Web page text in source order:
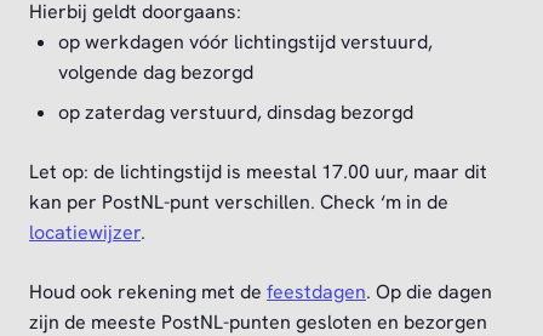
Hierbij geldt doorgaans:
op werkdagen vóór lichtingstijd verstuurd,
volgende dag bezorgd
op zaterdag verstuurd, dinsdag bezorgd
Let op: de lichtingstijd is meestal 17.00 uur, maar dit
kan per PostNL-punt verschillen. Check ‘m in de
locatiewijzer.
Houd ook rekening met de feestdagen. Op die dagen
zijn de meeste PostNL-punten gesloten en bezorgen